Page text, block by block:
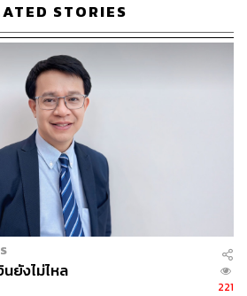
รอบ 72 ปีของบริษัทฯ เราจึงตั้งใจจะ
Reinvented’ เพราะความสุขคือ
มสุขสไตล์คุณไปกับเมืองไทยประกัน
ป็นอันดับ 1 ในฐานะคู่คิดด้านชีวิต
(No.1 Most Trusted Life & Health
บริการ และนวัตกรรมที่ตอบโจทย์ทุก
ภค ครอบคลุมทุกเพศ ทุกวัย ทุกกลุ่ม
และทุกบทบาทของชีวิตที่ต้องรับผิด
งได้ของประกันชีวิตให้กับทุกๆ คน
สาระกล่าว
งานผ่าน 4 แกนสำคัญ ได้แก่
STORIES
ยังไม่ไหล
221